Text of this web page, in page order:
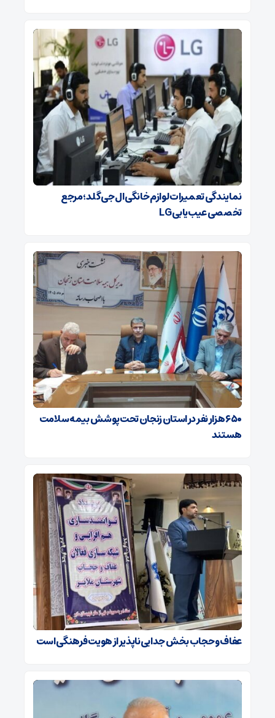
نمایندگی تعمیرات لوازم خانگی ال جی گلد؛ مرجع
تخصصی عیب‌یابی LG
۶۵۰ هزار نفر در استان زنجان تحت پوشش بیمه سلامت
هستند
عفاف و حجاب بخش جدایی‌ناپذیر از هویت فرهنگی است